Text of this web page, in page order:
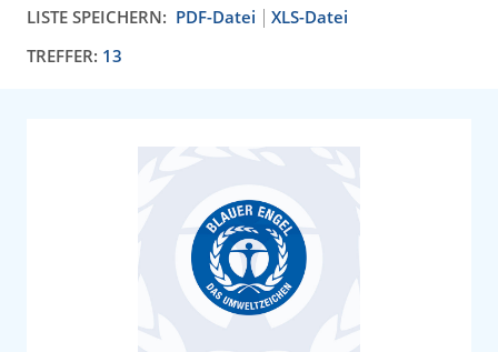
LISTE SPEICHERN: PDF-Datei
XLS-Datei
TREFFER: 13